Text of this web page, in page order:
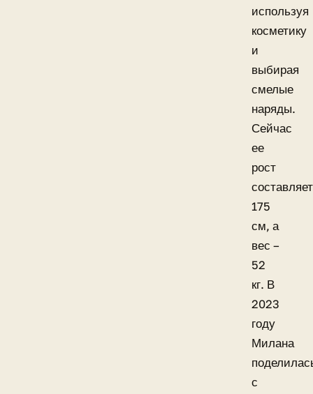
используя
косметику
и
выбирая
смелые
наряды.
Сейчас
ее
рост
составляет
175
см, а
вес –
52
кг. В
2023
году
Милана
с